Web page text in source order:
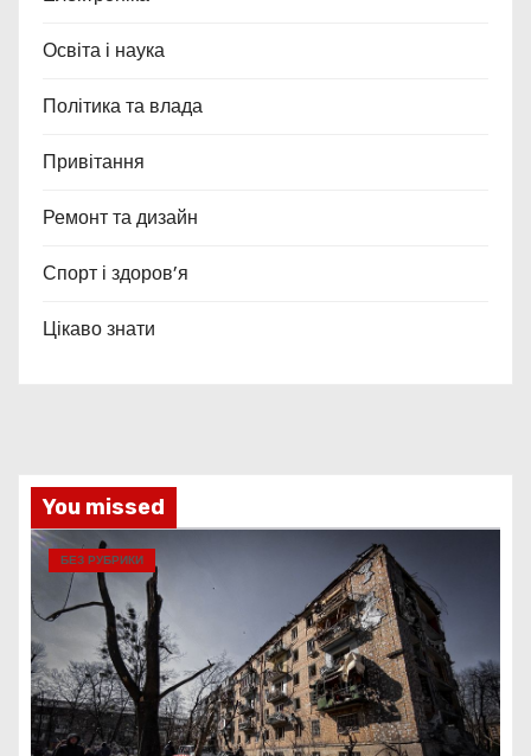
Освіта і наука
Політика та влада
Привітання
Ремонт та дизайн
Спорт і здоров’я
Цікаво знати
You missed
БЕЗ РУБРИКИ